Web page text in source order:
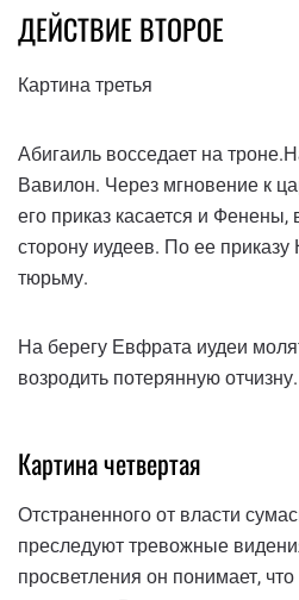
ДЕЙСТВИЕ ВТОРОЕ
Картина третья
Абигаиль восседает на
Вавилон. Через мгновение к
его приказ касается и Фенены,
сторону иудеев. По ее приказу
тюрьму.
На берегу Евфрата иудеи
возродить потерянную отчизну.
Картина четвертая
Отстраненного от власти
преследуют тревожные
просветления он понимает,